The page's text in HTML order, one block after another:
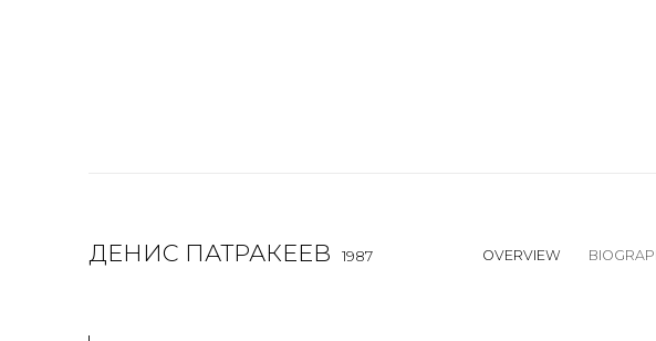
ДЕНИС ПАТРАКЕЕВ 1987 OVERVIEW